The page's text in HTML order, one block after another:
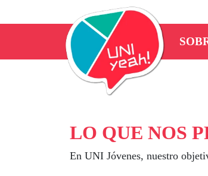
LO QUE NOS
En UNI Jóvenes, nuestro